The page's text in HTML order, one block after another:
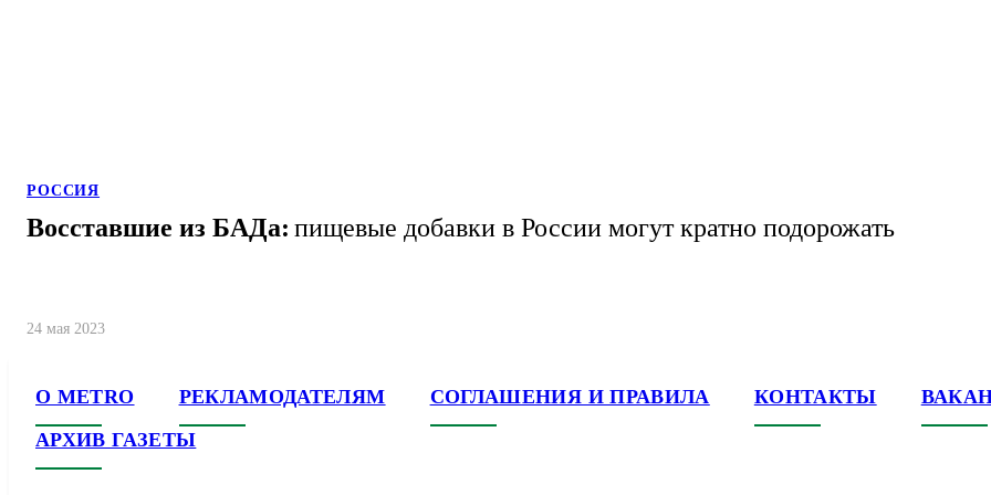
РОССИЯ
Восставшие из БАДа: пищевые добавки в России могут кратно подорожать
24 мая 2023
О METRO РЕКЛАМОДАТЕЛЯМ СОГЛАШЕНИЯ И ПРАВИЛА КОНТАКТЫ
АРХИВ ГАЗЕТЫ